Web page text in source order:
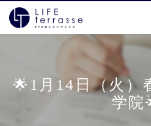
🌟1月14日（火）
学院